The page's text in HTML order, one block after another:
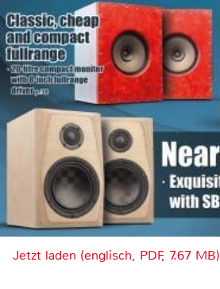
Jetzt laden (englisch, PDF, 7.67 MB)